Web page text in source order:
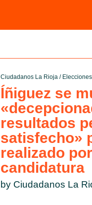
Ciudadanos La Rioja/
Íñiguez se
resultados
satisfecho»
realizado
candidatura
by Ciudadanos La